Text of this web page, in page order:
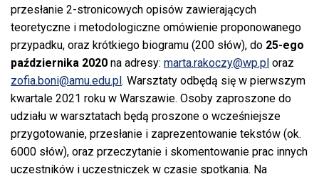
przesłanie 2-stronicowych opisów zawierających
teoretyczne i metodologiczne omówienie proponowanego
przypadku, oraz krótkiego biogramu (200 słów), do 25-ego
października 2020 na adresy: marta.rakoczy@wp.pl oraz
zofia.boni@amu.edu.pl . Warsztaty odbędą się w pierwszym
kwartale 2021 roku w Warszawie. Osoby zaproszone do
udziału w warsztatach będą proszone o wcześniejsze
przygotowanie, przesłanie i zaprezentowanie tekstów (ok.
6000 słów), oraz przeczytanie i skomentowanie prac innych
uczestników i uczestniczek w czasie spotkania. Na